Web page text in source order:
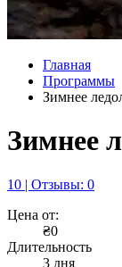
Главная
Программы
Зимнее
Зимнее
10 | Отзывы: 0
Цена от:
₴0
Длительность
3 дня